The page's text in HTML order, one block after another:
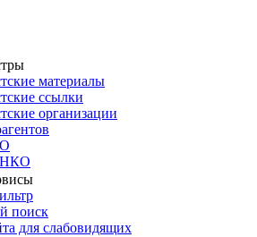
материалы
ссылки
организации
поиск
для слабовидящих